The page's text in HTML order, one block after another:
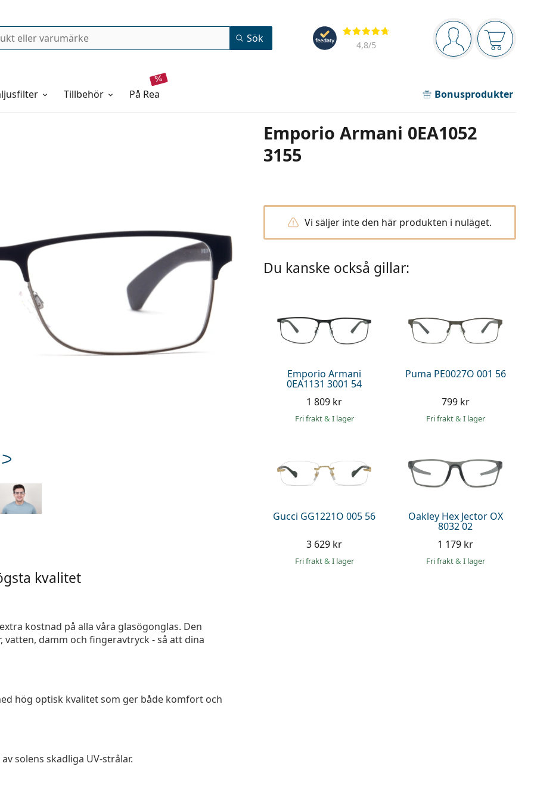
Navigeringsmeny
Du är inloggad
Recensioner
4,8/5
Sök
Tillbehör på rea Bonusprodukter
Emporio Armani 0EA1052
3155
Vi säljer inte den här produkten i nuläget.
Du kanske också gillar:
Emporio Armani
0EA1131 3001 54
1 809 kr
Fri frakt& I lager
Puma PE0027O 001 56
799 kr
Fri frakt& I lager
Gucci GG1221O 005 56
3 629 kr
Fri frakt& I lager
Oakley Hex Jector OX
8032 02
1 179 kr
Fri frakt& I lager
kvalitet
kostnad på alla våra glasögonglas. Den
damm och fingeravtryck - så att dina
hög optisk kvalitet som ger både komfort och
solens skadliga UV-strålar.